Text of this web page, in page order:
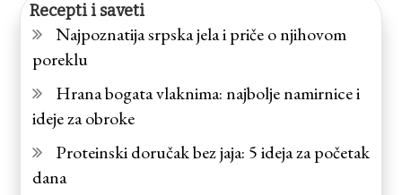
Recepti i saveti
Najpoznatija srpska jela i priče o njihovom
poreklu
Hrana bogata vlaknima: najbolje namirnice i
ideje za obroke
Proteinski doručak bez jaja: 5 ideja za početak
dana